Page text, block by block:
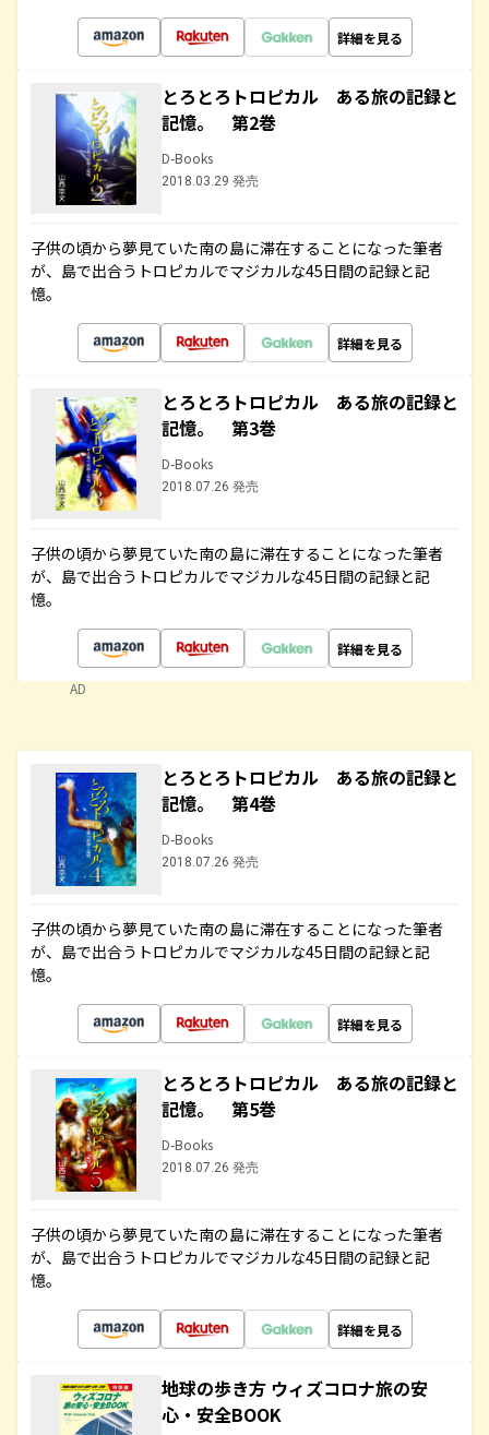
詳細を見る
とろとろトロピカル ある旅の記録と
記憶。 第2巻
D-Books
2018.03.29 発売
子供の頃から夢見ていた南の島に滞在することになった筆者
が、島で出合うトロピカルでマジカルな45日間の記録と記
憶。
詳細を見る
とろとろトロピカル ある旅の記録と
記憶。 第3巻
D-Books
2018.07.26 発売
子供の頃から夢見ていた南の島に滞在することになった筆者
が、島で出合うトロピカルでマジカルな45日間の記録と記
憶。
詳細を見る
AD
とろとろトロピカル ある旅の記録と
記憶。 第4巻
D-Books
2018.07.26 発売
子供の頃から夢見ていた南の島に滞在することになった筆者
が、島で出合うトロピカルでマジカルな45日間の記録と記
憶。
詳細を見る
とろとろトロピカル ある旅の記録と
記憶。 第5巻
D-Books
2018.07.26 発売
子供の頃から夢見ていた南の島に滞在することになった筆者
が、島で出合うトロピカルでマジカルな45日間の記録と記
憶。
詳細を見る
地球の歩き方 ウィズコロナ旅の安
心・安全BOOK